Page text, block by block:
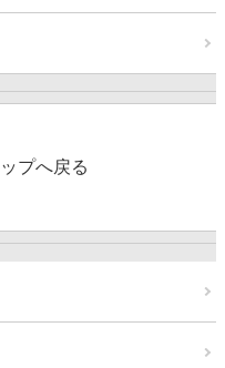
プへ戻る